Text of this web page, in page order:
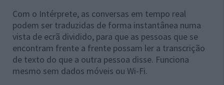
Com o Intérprete, as conversas em tempo real
podem ser traduzidas de forma instantânea numa
vista de ecrã dividido, para que as pessoas que se
encontram frente a frente possam ler a transcrição
de texto do que a outra pessoa disse. Funciona
mesmo sem dados móveis ou Wi-Fi.